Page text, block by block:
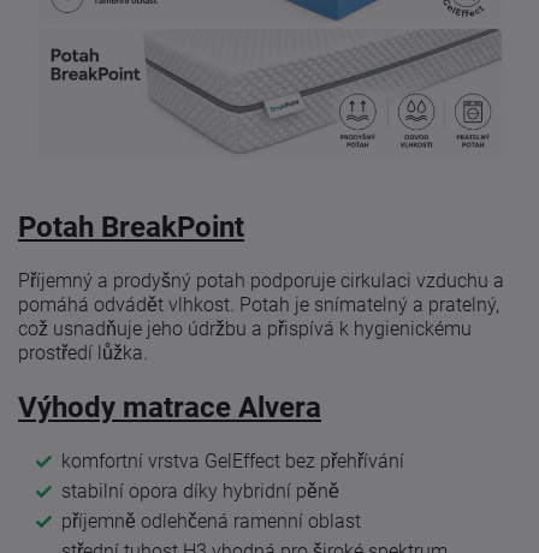
Potah BreakPoint
Příjemný a prodyšný potah podporuje cirkulaci vzduchu a
pomáhá odvádět vlhkost. Potah je snímatelný a pratelný,
což usnadňuje jeho údržbu a přispívá k hygienickému
prostředí lůžka.
Výhody matrace Alvera
komfortní vrstva GelEffect bez přehřívání
stabilní opora díky hybridní pěně
příjemně odlehčená ramenní oblast